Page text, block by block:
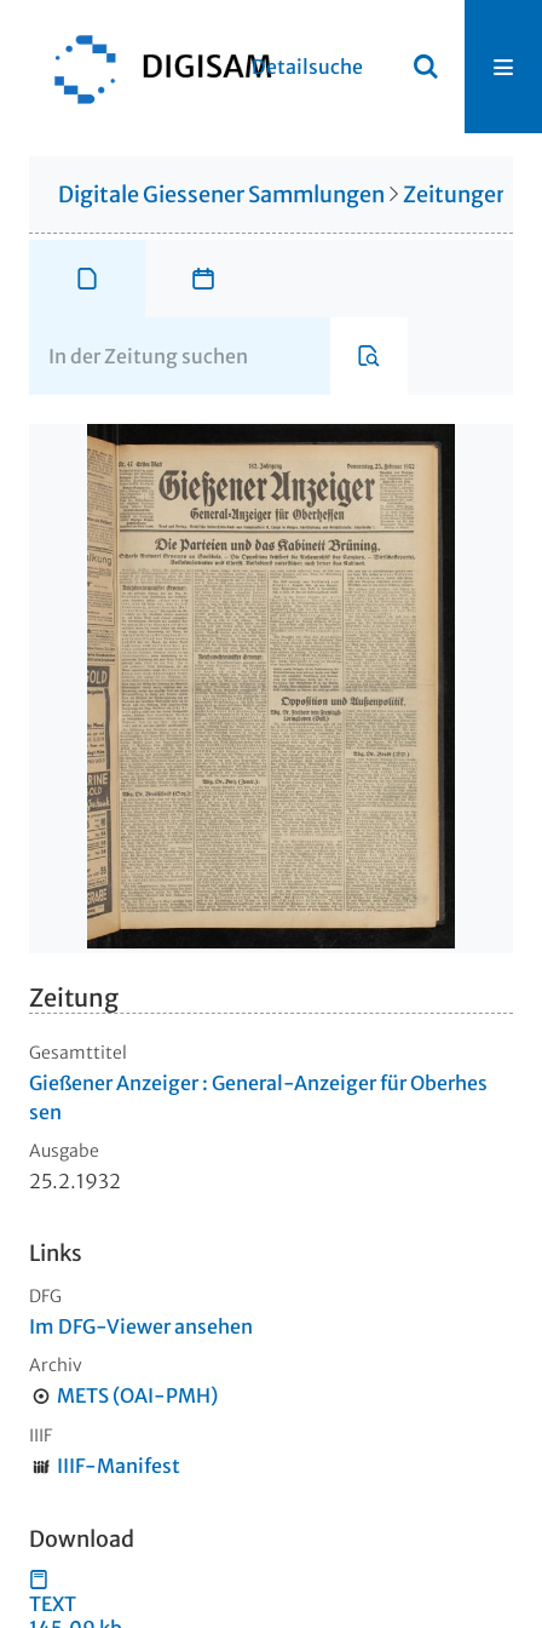
Detailsuche
Digitale Giessener Sammlungen Zeitungen
Zeitung
Gesamttitel
Gießener Anzeiger : General-Anzeiger für Oberhes
sen
Ausgabe
25.2.1932
Links
DFG
Im DFG-Viewer ansehen
Archiv
METS (OAI-PMH)
IIIF
IIIF-Manifest
Download
TEXT